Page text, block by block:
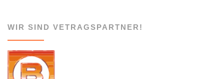
WIR SIND VETRAGSPARTNER!